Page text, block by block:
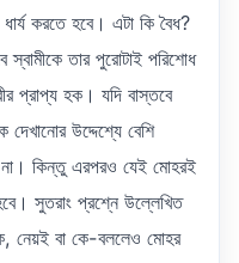
করতে হবে। এটা কি বৈধ?
স্বামীকে তার পুরোটাই পরিশোধ
প্রাপ্য হক। যদি বাস্তবে
উদ্দেশ্যে বেশি
না। কিন্তু এরপরও যেই মোহরই
সুতরাং প্রশ্নে উল্লেখিত
নেয়ই বা কে-বললেও মোহর